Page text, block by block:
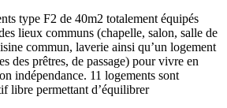
type F2 de 40m2 totalement équipés
lieux communs (chapelle, salon, salle de
commun, laverie ainsi qu’un logement
des prêtres, de passage) pour vivre en
indépendance. 11 logements sont
libre permettant d’équilibrer